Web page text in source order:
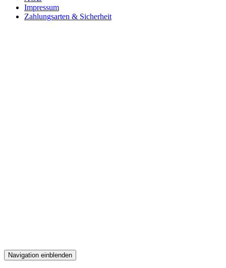
Impressum
Zahlungsarten & Sicherheit
Navigation einblenden